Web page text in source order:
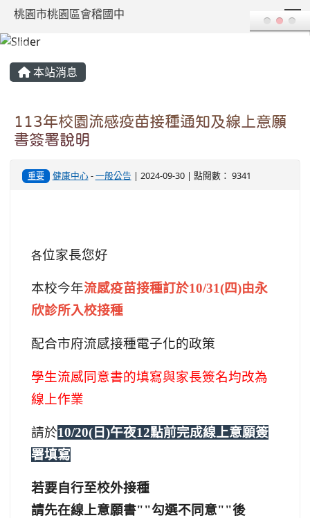
桃園市桃園區會稽國中
本站消息
113年校園流感疫苗接種通知及線上意願
書簽署說明
重要 健康中心-一般公告 | 2024-09-30 | 點閱數： 9341
各位家長您好
本校今年流感疫苗接種訂於10/31(四)由永
欣診所入校接種
配合市府流感接種電子化的政策
學生流感同意書的填寫與家長簽名均改為
線上作業
請於10/20( 日)午夜12點前完成線上意願簽
署填寫
若要自行至校外接種
請先在線上意願書""勾選不同意""後